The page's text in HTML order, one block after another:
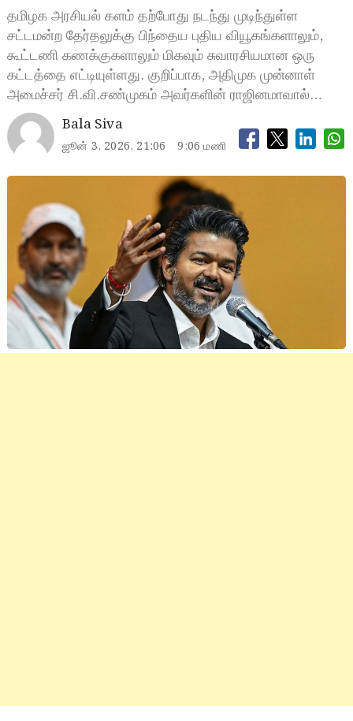
தமிழக அரசியல் களம் தற்போது நடந்து முடிந்துள்ள
சட்டமன்ற தேர்தலுக்கு பிந்தைய புதிய வியூகங்களாலும்,
கூட்டணி கணக்குகளாலும் மிகவும் சுவாரசியமான ஒரு
கட்டத்தை எட்டியுள்ளது. குறிப்பாக, அதிமுக முன்னாள்
அமைச்சர் சி.வி.சண்முகம் அவர்களின் ராஜினமாவால்…
Bala Siva
ஜூன் 3, 2026, 21:06 9:06 மணி